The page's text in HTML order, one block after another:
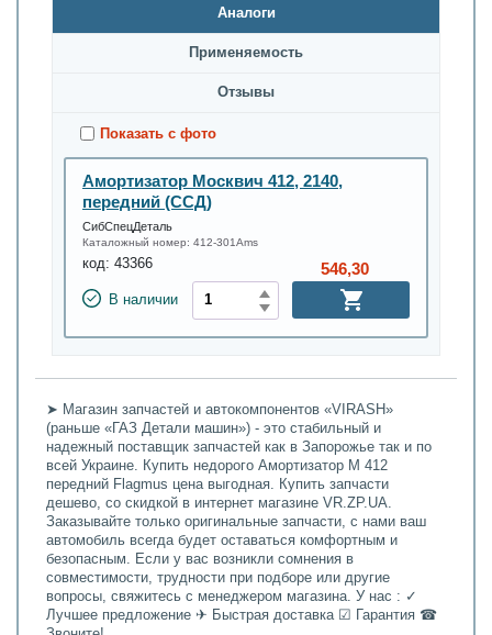
Аналоги
Применяемость
Oтзывы
Показать с фото
Амортизатор Москвич 412, 2140,
передний (ССД)
СибСпецДеталь
Каталожный номер: 412-301Ams
код: 43366
В наличии
546,30
➤ Магазин запчастей и автокомпонентов «VIRASH»
(раньше «ГАЗ Детали машин») - это стабильный и
надежный поставщик запчастей как в Запорожье так и по
всей Украине. Купить недорого Амортизатор М 412
передний Flagmus цена выгодная. Купить запчасти
дешево, со скидкой в интернет магазине VR.ZP.UA.
Заказывайте только оригинальные запчасти, с нами ваш
автомобиль всегда будет оставаться комфортным и
безопасным. Если у вас возникли сомнения в
совместимости, трудности при подборе или другие
вопросы, свяжитесь с менеджером магазина. У нас : ✓
Лучшее предложение ✈ Быстрая доставка ☑ Гарантия ☎